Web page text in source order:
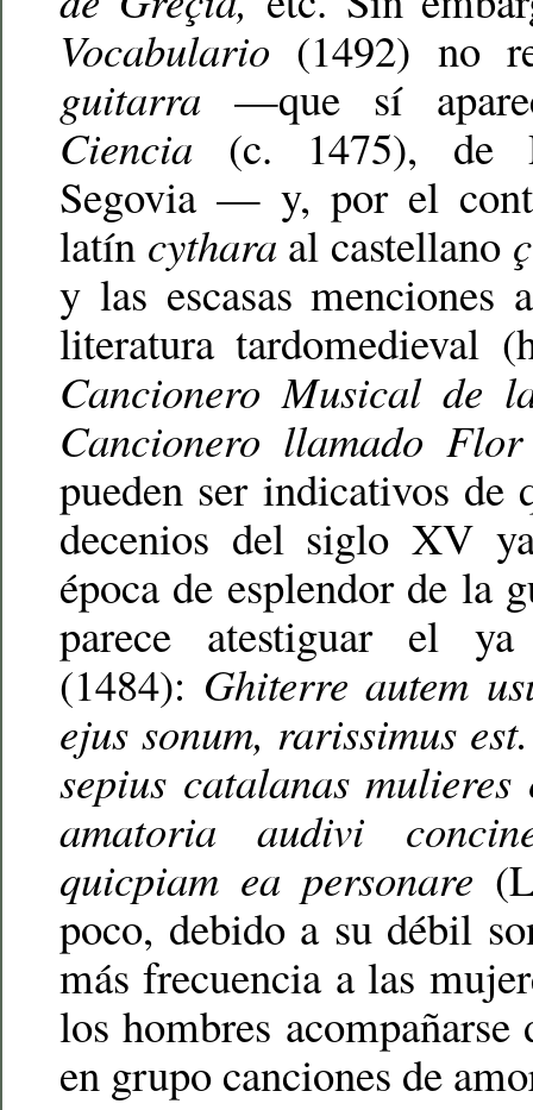
Vocabulario (1492) no
guitarra —que sí
Ciencia (c. 1475), de
Segovia — y, por el
latín cytharaal castellano
y las escasas
literatura tardomedieval
Cancionero Musical de
Cancionero llamado
pueden ser indicativos de
decenios del siglo XV
época de esplendor de la
parece atestiguar el
(1484): Ghiterre autem
ejus sonum, rarissimus
sepius catalanas
amatoria audivi
quicpiam ea personare
poco, debido a su débil
más frecuencia a las
los hombres
en grupo canciones de